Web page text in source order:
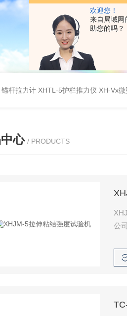
欢迎您！
来自局域网
助您的吗？
杆拉力计 XHTL-5护栏推力仪 XH-Vx
心 / PRODUCTS
公